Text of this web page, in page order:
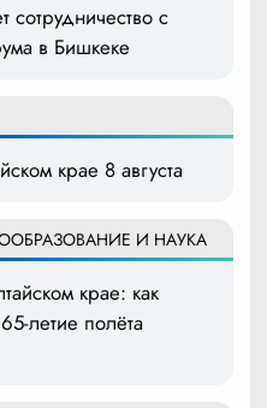
сотрудничество с
в Бишкеке
крае 8 августа
ОБРАЗОВАНИЕ И НАУКА
крае: как
летие полёта